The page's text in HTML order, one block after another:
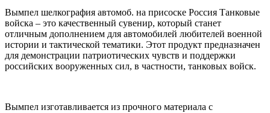
Вымпел шелкография автомоб. на присоске Россия Танковые
войска – это качественный сувенир, который станет
отличным дополнением для автомобилей любителей военной
истории и тактической тематики. Этот продукт предназначен
для демонстрации патриотических чувств и поддержки
российских вооруженных сил, в частности, танковых войск.
Вымпел изготавливается из прочного материала с